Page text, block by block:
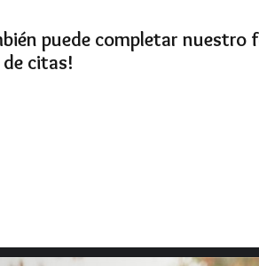
puede completar nuestro
citas!